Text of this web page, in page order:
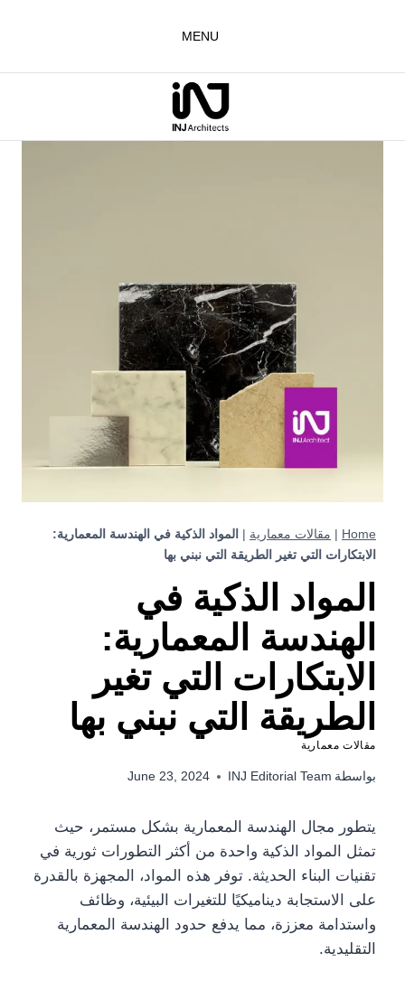
MENU
Home
| مقالات معمارية | المواد الذكية في الهندسة المعمارية:
الابتكارات التي تغير الطريقة التي نبني بها
المواد الذكية في
الهندسة المعمارية:
الابتكارات التي تغير
الطريقة التي نبني بها
مقالات معمارية
بواسطة INJ Editorial Team
June 23, 2024
يتطور مجال الهندسة المعمارية بشكل مستمر، حيث
تمثل المواد الذكية واحدة من أكثر التطورات ثورية في
تقنيات البناء الحديثة. توفر هذه المواد، المجهزة بالقدرة
على الاستجابة ديناميكيًا للتغيرات البيئية، وظائف
واستدامة معززة، مما يدفع حدود الهندسة المعمارية
التقليدية.